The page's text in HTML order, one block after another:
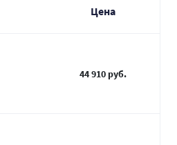
Цена
44 910 руб.